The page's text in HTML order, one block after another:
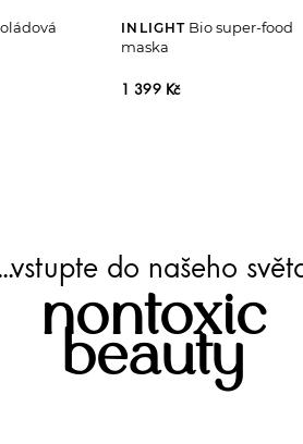
INLIGHT Bio super-food
maska
1 399 Kč
do našeho
nontoxic
beauty